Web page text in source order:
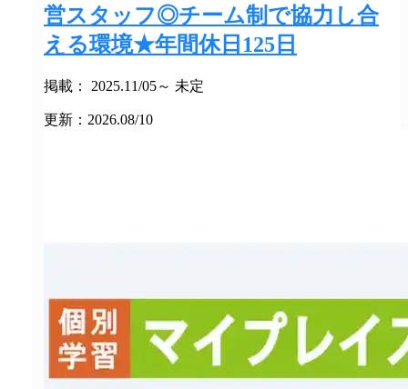
営スタッフ◎チーム制で協力し合
える環境★年間休日125日
掲載： 2025.11/05～ 未定
更新：2026.08/10